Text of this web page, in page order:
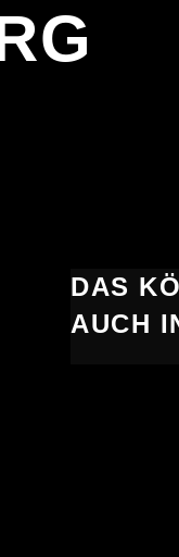
DAS
AUCH